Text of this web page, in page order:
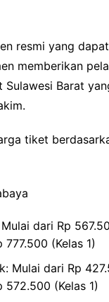
resmi yang
memberikan
Sulawesi Barat
tiket
dari Rp
777.500 (Kelas 1)
Mulai dari Rp
572.500 (Kelas 1)